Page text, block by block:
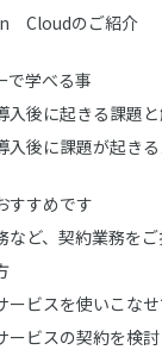
Cloudのご紹介
学べる事
入後に起きる課題
後に課題が起き
すすめです
ど、契約業務を
ビスを使いこな
ービスの契約を検